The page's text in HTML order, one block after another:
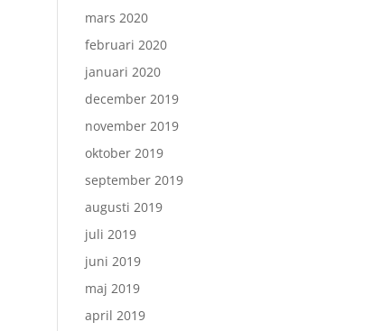
mars 2020
februari 2020
januari 2020
december 2019
november 2019
oktober 2019
september 2019
augusti 2019
juli 2019
juni 2019
maj 2019
april 2019